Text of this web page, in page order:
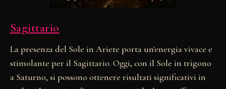
Sagittario
La presenza del Sole in Ariete porta un'energia vivace e
stimolante per il Sagittario. Oggi, con il Sole in trigono
a Saturno, si possono ottenere risultati significativi in